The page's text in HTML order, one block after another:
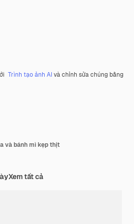
Trình tạo ảnh AIvà chỉnh sửa chúng bằng
và bánh mì kẹp thịt
Xem tất cả